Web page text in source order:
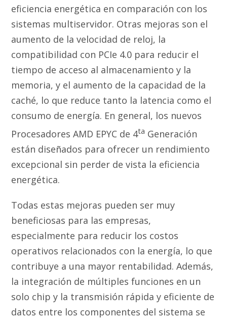
eficiencia energética en comparación con los
sistemas multiservidor. Otras mejoras son el
aumento de la velocidad de reloj, la
compatibilidad con PCIe 4.0 para reducir el
tiempo de acceso al almacenamiento y la
memoria, y el aumento de la capacidad de la
caché, lo que reduce tanto la latencia como el
consumo de energía. En general, los nuevos
Procesadores AMD EPYC de 4ta Generación
están diseñados para ofrecer un rendimiento
excepcional sin perder de vista la eficiencia
energética.
Todas estas mejoras pueden ser muy
beneficiosas para las empresas,
especialmente para reducir los costos
operativos relacionados con la energía, lo que
contribuye a una mayor rentabilidad. Además,
la integración de múltiples funciones en un
solo chip y la transmisión rápida y eficiente de
datos entre los componentes del sistema se